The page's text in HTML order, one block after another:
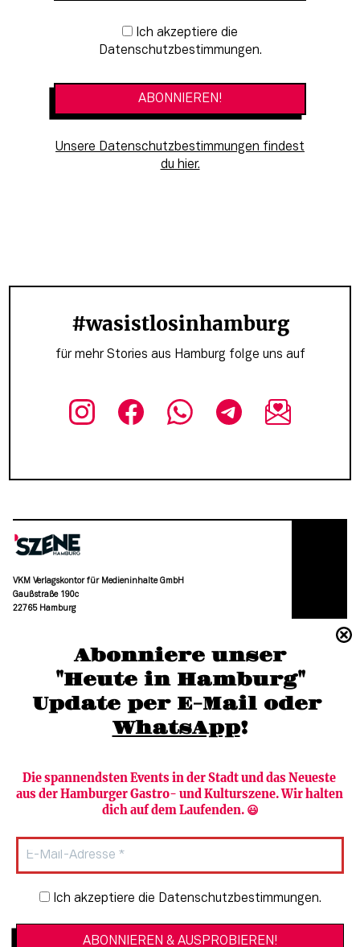
Abonniere unser
"Heute in Hamburg"
Update per E-Mail oder
WhatsApp!
Die spannendsten Events in der Stadt und das Neueste
aus der Hamburger Gastro- und Kulturszene. Wir halten
dich auf dem Laufenden. 😃
Newsletter-Anmeldung
Ich akzeptiere die Datenschutzbestimmungen.
Newsletter-Anmeldung
Datenschutzbestimmungen.
Unsere Datenschutzbestimmungen findest
du hier.
#wasistlosinhamburg
für mehr Stories aus Hamburg folge uns auf
VKM Verlagskontor für Medieninhalte GmbH
Gaußstraße 190c
22765 Hamburg
moc.grubmah-enezs@ofni
Newsletter abonnieren
HAMBURG PUR
Verlag